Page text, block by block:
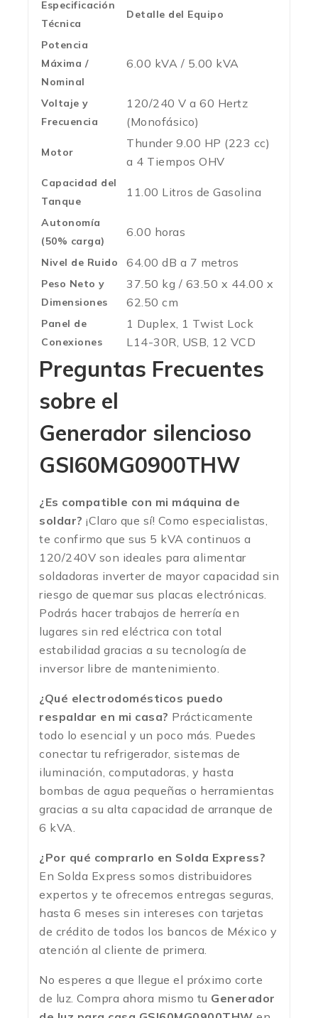
Especificación
Técnica
Detalle del Equipo
Potencia
Máxima /
Nominal
6.00 kVA / 5.00 kVA
Voltaje y
Frecuencia
120/240 V a 60 Hertz
(Monofásico)
Motor
Thunder 9.00 HP (223 cc)
a 4 Tiempos OHV
Capacidad del
Tanque
11.00 Litros de Gasolina
Autonomía
(50% carga)
6.00 horas
Nivel de Ruido 64.00 dB a 7 metros
Peso Neto y
Dimensiones
37.50 kg / 63.50 x 44.00 x
62.50 cm
Panel de
Conexiones
1 Duplex, 1 Twist Lock
L14-30R, USB, 12 VCD
Preguntas Frecuentes
sobre el
Generador silencioso
GSI60MG0900THW
¿Es compatible con mi máquina de
soldar? ¡Claro que sí! Como especialistas,
te confirmo que sus 5 kVA continuos a
120/240V son ideales para alimentar
soldadoras inverter de mayor capacidad sin
riesgo de quemar sus placas electrónicas.
Podrás hacer trabajos de herrería en
lugares sin red eléctrica con total
estabilidad gracias a su tecnología de
inversor libre de mantenimiento.
¿Qué electrodomésticos puedo
respaldar en mi casa? Prácticamente
todo lo esencial y un poco más. Puedes
conectar tu refrigerador, sistemas de
iluminación, computadoras, y hasta
bombas de agua pequeñas o herramientas
gracias a su alta capacidad de arranque de
6 kVA.
¿Por qué comprarlo en Solda Express?
En Solda Express somos distribuidores
expertos y te ofrecemos entregas seguras,
hasta 6 meses sin intereses con tarjetas
de crédito de todos los bancos de México y
atención al cliente de primera.
No esperes a que llegue el próximo corte
de luz. Compra ahora mismo tu Generador